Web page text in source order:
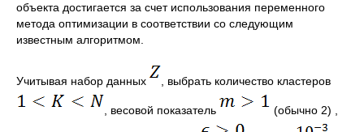
объекта достигается за счет использования переменного
метода оптимизации в соответствии со следующим
известным алгоритмом.
Учитывая набор данных , выбрать количество кластеров
, весовой показатель (обычно 2) ,